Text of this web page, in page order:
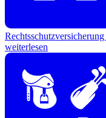
Rechtsschutzversicherung
weiterlesen